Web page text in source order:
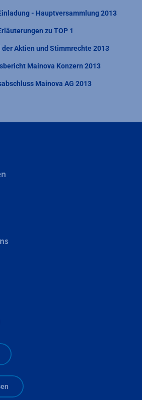
- Hauptversammlung 2013
zu TOP 1
der Aktien und Stimmrechte 2013
Mainova Konzern 2013
Mainova AG 2013